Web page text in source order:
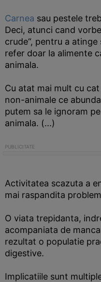
Carnea sau pestele
Deci, atunci cand
crude“, pentru a
refer doar la alimente
animala.
Cu atat mai mult cu
non-animale ce
putem sa le ignoram
animala. (...)
Activitatea scazuta a
mai raspandita
O viata trepidanta,
acompaniata de
rezultat o populatie
digestive.
Implicatiile sunt